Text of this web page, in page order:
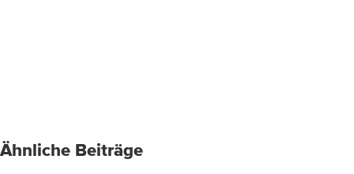
Ähnliche Beiträge